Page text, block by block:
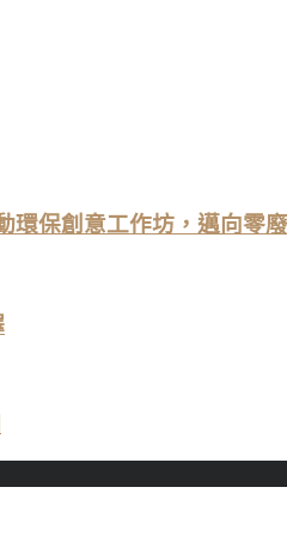
環保創意工作坊，邁向零